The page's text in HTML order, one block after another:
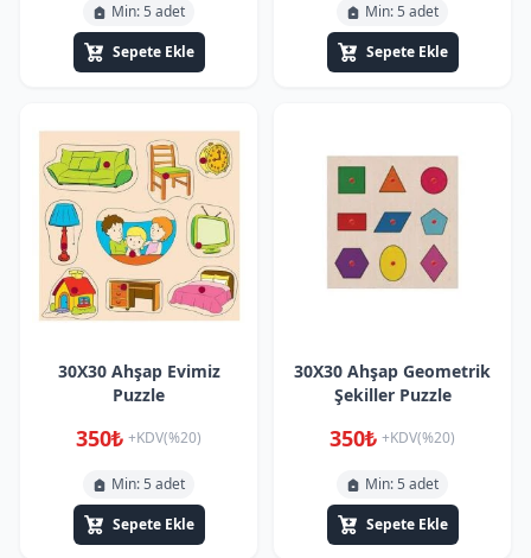
Min: 5 adet
Sepete Ekle
Min: 5 adet
Sepete Ekle
30X30 Ahşap Evimiz
Puzzle
350₺ +KDV(%20)
Min: 5 adet
Sepete Ekle
30X30 Ahşap Geometrik
Şekiller Puzzle
350₺ +KDV(%20)
Min: 5 adet
Sepete Ekle